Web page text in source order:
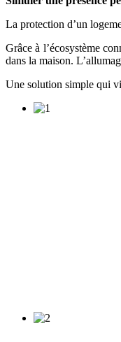
La protection d’un
Grâce à l’écosystème
dans la maison.
Une solution simple qui